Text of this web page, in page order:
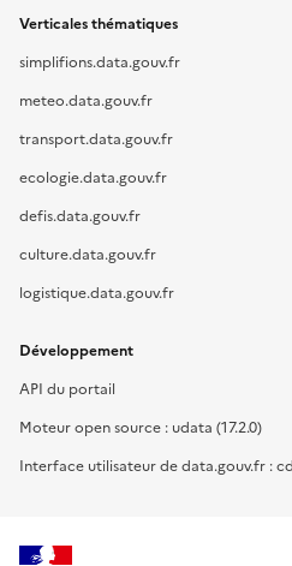
Verticales thématiques
simplifions.data.gouv.fr
meteo.data.gouv.fr
transport.data.gouv.fr
ecologie.data.gouv.fr
defis.data.gouv.fr
culture.data.gouv.fr
logistique.data.gouv.fr
Développement
API du portail
Moteur open source : udata (17.2.0)
Interface utilisateur de data.gouv.fr :